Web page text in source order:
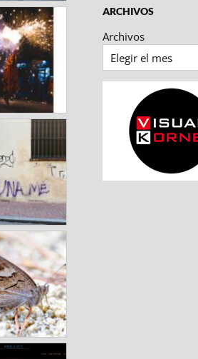
ARCHIVOS
Archivos